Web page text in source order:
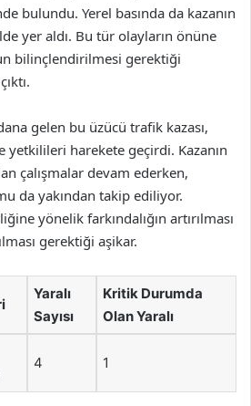
bulundu. Yerel basında da kazanın
yer aldı. Bu tür olayların önüne
bilinçlendirilmesi gerektiği
gelen bu üzücü trafik kazası,
yetkilileri harekete geçirdi. Kazanın
çalışmalar devam ederken,
da yakından takip ediliyor.
yönelik farkındalığın artırılması
gerektiği aşikar.
Yaralı
Sayısı
Kritik Durumda
Olan Yaralı
4 1